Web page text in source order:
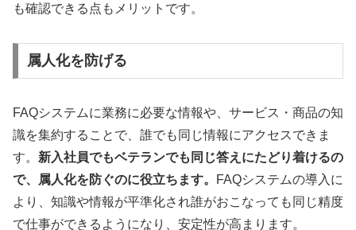
も確認できる点もメリットです。
属人化を防げる
FAQシステムに業務に必要な情報や、サービス・商品の知
識を集約することで、誰でも同じ情報にアクセスできま
す。 新入社員でもベテランでも同じ答えにたどり着けるの
で、属人化を防ぐのに役立ちます。
FAQシステムの導入に
より、知識や情報が平準化され誰がおこなっても同じ精度
で仕事ができるようになり、安定性が高まります。